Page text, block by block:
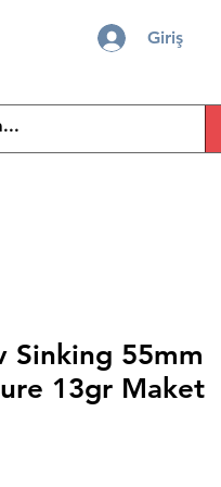
Giriş
Sinking 55mm
13gr Maket